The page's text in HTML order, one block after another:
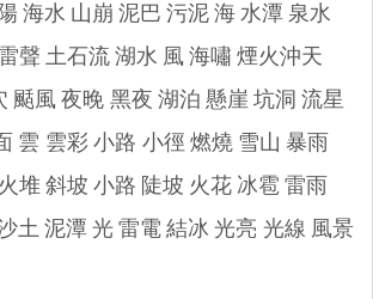
海水 山崩 泥巴 污泥 海 水潭 泉水
聲 土石流 湖水 風 海嘯 煙火沖天
颳風 夜晚 黑夜 湖泊 懸崖 坑洞 流星
雲 雲彩 小路 小徑 燃燒 雪山 暴雨
火堆 斜坡 小路 陡坡 火花 冰雹 雷雨
土 泥潭 光 雷電 結冰 光亮 光線 風景